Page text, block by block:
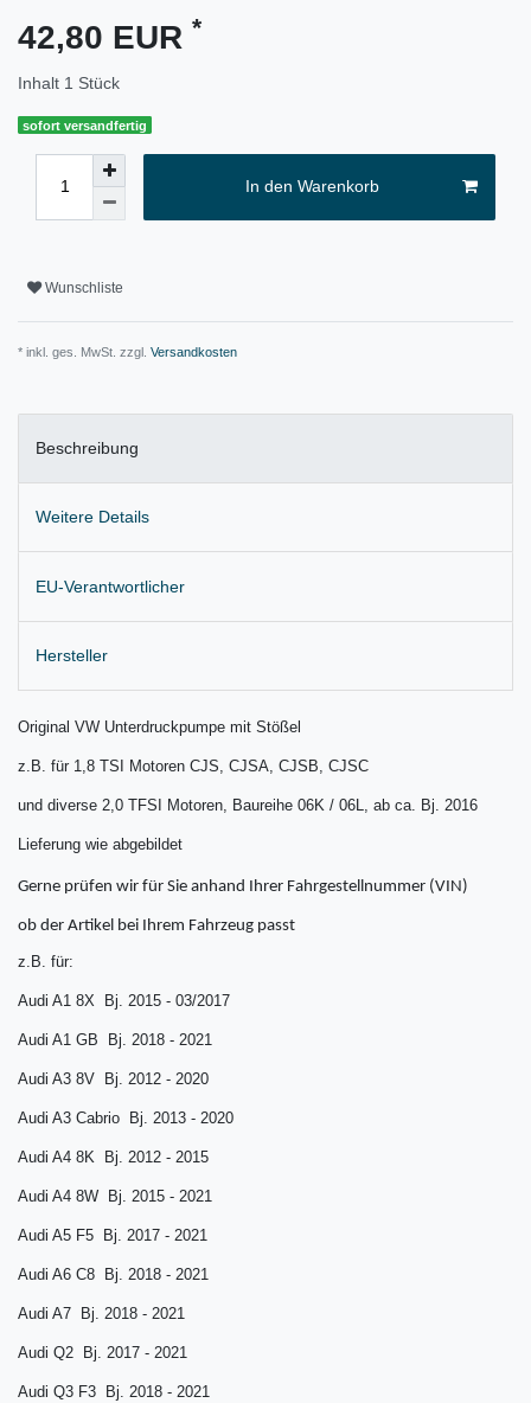
42,80 EUR *
Inhalt 1 Stück
sofort versandfertig
In den Warenkorb
Wunschliste
* inkl. ges. MwSt. zzgl. Versandkosten
Beschreibung
Weitere Details
EU-Verantwortlicher
Hersteller
Original VW Unterdruckpumpe mit Stößel
z.B. für 1,8 TSI Motoren CJS, CJSA, CJSB, CJSC
und diverse 2,0 TFSI Motoren, Baureihe 06K / 06L, ab ca. Bj. 2016
Lieferung wie abgebildet
Gerne prüfen wir für Sie anhand Ihrer Fahrgestellnummer (VIN)
ob der Artikel bei Ihrem Fahrzeug passt
z.B. für:
Audi A1 8X Bj. 2015 - 03/2017
Audi A1 GB Bj. 2018 - 2021
Audi A3 8V Bj. 2012 - 2020
Audi A3 Cabrio Bj. 2013 - 2020
Audi A4 8K Bj. 2012 - 2015
Audi A4 8W Bj. 2015 - 2021
Audi A5 F5 Bj. 2017 - 2021
Audi A6 C8 Bj. 2018 - 2021
Audi A7 Bj. 2018 - 2021
Audi Q2 Bj. 2017 - 2021
Audi Q3 F3 Bj. 2018 - 2021